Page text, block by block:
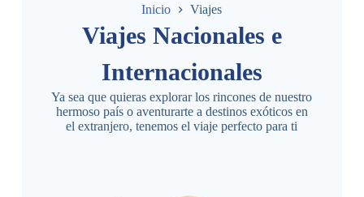
Inicio Viajes
Viajes Nacionales e
Internacionales
Ya sea que quieras explorar los rincones de nuestro
hermoso país o aventurarte a destinos exóticos en
el extranjero, tenemos el viaje perfecto para ti